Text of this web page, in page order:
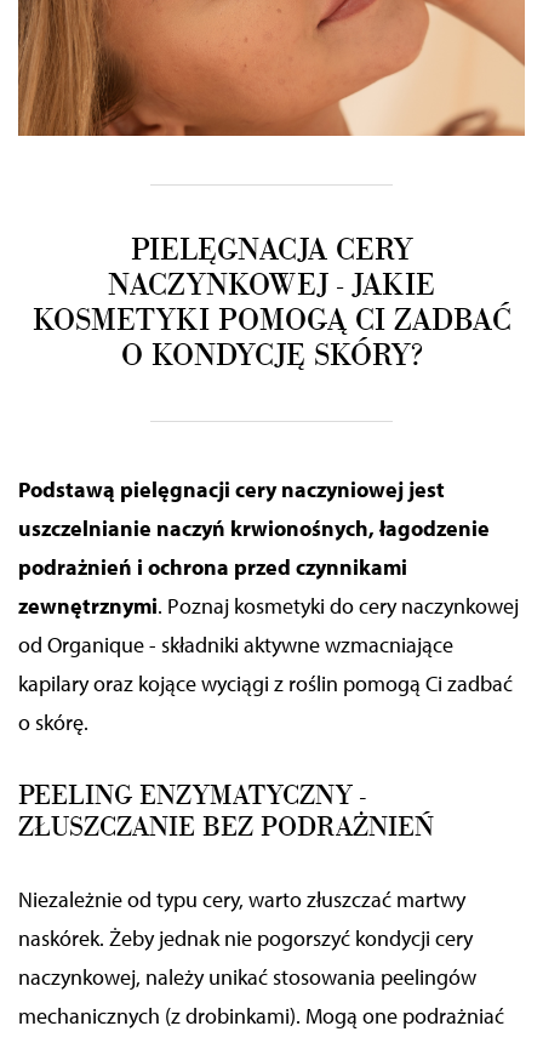
PIELĘGNACJA CERY
NACZYNKOWEJ - JAKIE
KOSMETYKI POMOGĄ CI ZADBAĆ
O KONDYCJĘ SKÓRY?
Podstawą pielęgnacji cery naczyniowej jest
uszczelnianie naczyń krwionośnych, łagodzenie
podrażnień i ochrona przed czynnikami
zewnętrznymi. Poznaj kosmetyki do cery naczynkowej
od Organique - składniki aktywne wzmacniające
kapilary oraz kojące wyciągi z roślin pomogą Ci zadbać
o skórę.
PEELING ENZYMATYCZNY -
ZŁUSZCZANIE BEZ PODRAŻNIEŃ
Niezależnie od typu cery, warto złuszczać martwy
naskórek. Żeby jednak nie pogorszyć kondycji cery
naczynkowej, należy unikać stosowania peelingów
mechanicznych (z drobinkami). Mogą one podrażniać